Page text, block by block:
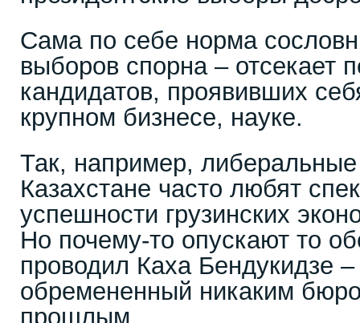
Сама по себе норма
выборов спорна – отсекает
кандидатов, проявивших
крупном бизнесе, науке.
Так, например, либеральные
Казахстане часто любят
успешности грузинских
Но почему-то опускают то
проводил Каха Бендукидзе
обремененный никаким
прошлым.